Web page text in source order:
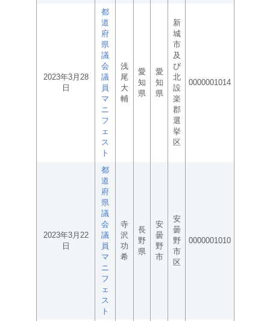
2023年3月28
日
都
道
府
県
議
会
議
員
マ
ニ
フ
ェ
ス
ト
浅
尾
大
輔
愛
知
県
愛
知
県
新
城
市
及
び
北
設
楽
郡
選
挙
区
0000001014
2023年3月22
日
都
道
府
県
議
会
議
員
マ
ニ
フ
ェ
ス
ト
寺
沢
功
希
長
野
県
安
曇
野
市
安
曇
野
市
区
0000001010